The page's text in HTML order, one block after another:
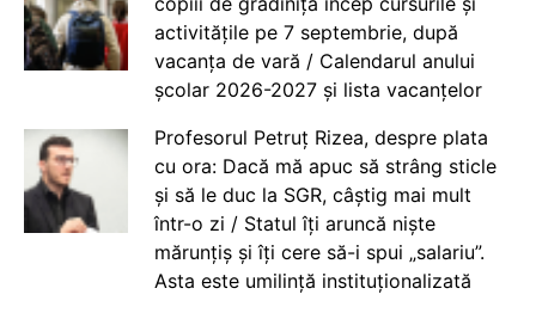
activitățile pe 7 septembrie, după
vacanța de vară / Calendarul anului
școlar 2026-2027 și lista vacanțelor
Profesorul Petruț Rizea, despre plata
cu ora: Dacă mă apuc să strâng sticle
și să le duc la SGR, câștig mai mult
într-o zi / Statul îți aruncă niște
mărunțiș și îți cere să-i spui „salariu”.
Asta este umilință instituționalizată